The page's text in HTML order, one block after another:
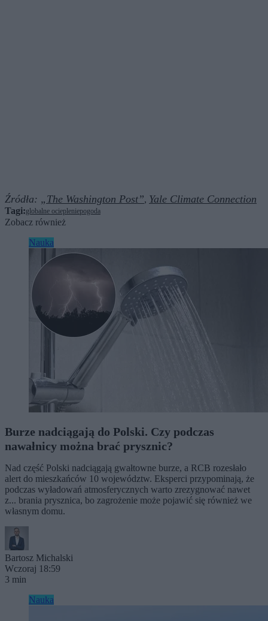
Źródła: „The Washington Post”, Yale Climate Connection
Tagi:globalne ociepleniepogoda
Zobacz również
Nauka
Burze nadciągają do Polski. Czy podczas
nawałnicy można brać prysznic?
Nad część Polski nadciągają gwałtowne burze, a RCB rozesłało
alert do mieszkańców 10 województw. Eksperci przypominają, że
podczas wyładowań atmosferycznych warto zrezygnować nawet
z... brania prysznica, bo zagrożenie może pojawić się również we
własnym domu.
Bartosz Michalski
Wczoraj 18:59
3 min
Nauka